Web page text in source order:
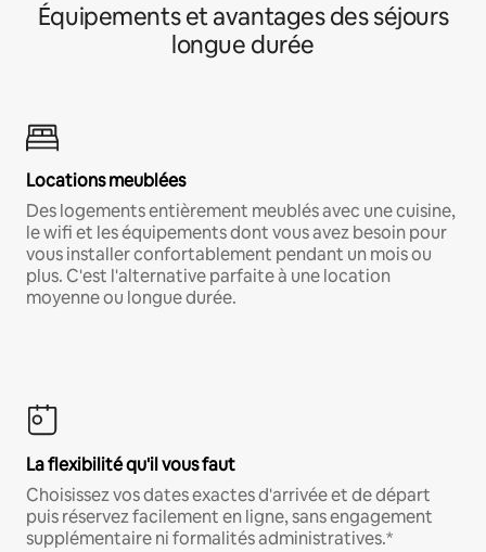
Équipements et avantages des séjours
longue durée
Locations meublées
Des logements entièrement meublés avec une cuisine,
le wifi et les équipements dont vous avez besoin pour
vous installer confortablement pendant un mois ou
plus. C'est l'alternative parfaite à une location
moyenne ou longue durée.
La flexibilité qu'il vous faut
Choisissez vos dates exactes d'arrivée et de départ
puis réservez facilement en ligne, sans engagement
supplémentaire ni formalités administratives.*